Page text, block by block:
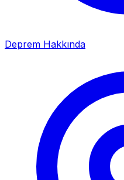
Deprem Hakkında